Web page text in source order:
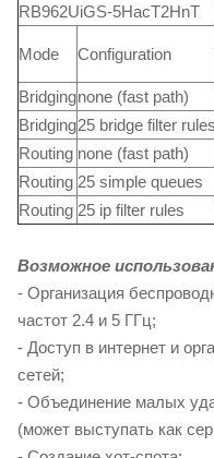
RB962UiGS-5HacT2HnT
Mode Configuration
Bridgingnone (fast path)
Bridging25 bridge filter rules
Routing none (fast path)
Routing 25 simple queues
Routing 25 ip filter rules
Возможное
- Организация
частот 2.4 и 5 ГГц;
- Доступ в интернет и
сетей;
- Объединение малых
(может выступать как